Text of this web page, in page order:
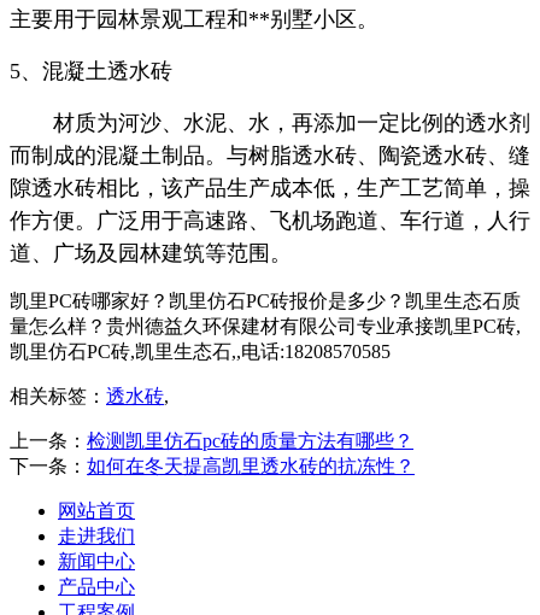
主要用于园林景观工程和**别墅小区。
5、混凝土透水砖
材质为河沙、水泥、水，再添加一定比例的透水剂
而制成的混凝土制品。与树脂透水砖、陶瓷透水砖、缝
隙透水砖相比，该产品生产成本低，生产工艺简单，操
作方便。广泛用于高速路、飞机场跑道、车行道，人行
道、广场及园林建筑等范围。
凯里PC砖哪家好？凯里仿石PC砖报价是多少？凯里生态石质
量怎么样？贵州德益久环保建材有限公司专业承接凯里PC砖,
凯里仿石PC砖,凯里生态石,,电话:18208570585
相关标签： 透水砖,
上一条： 检测凯里仿石pc砖的质量方法有哪些？
下一条： 如何在冬天提高凯里透水砖的抗冻性？
网站首页
走进我们
新闻中心
产品中心